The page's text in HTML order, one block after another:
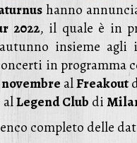
hanno
2022, il quale è in
insieme agli
in programma
novembre alFreakout
alLegend Club di
completo delle